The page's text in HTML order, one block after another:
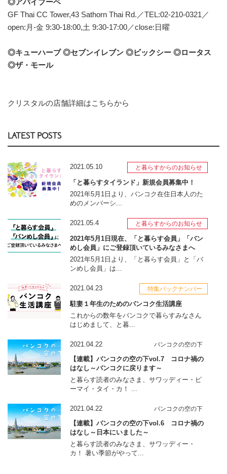
GF Thai CC Tower,43 Sathorn Thai Rd.／TEL:02-210-0321／
open:月-金 9:30-18:00,土 9:30-17:00／close:日曜
◎キューハーブ ◎セブンイレブン ◎ビックシー ◎ロータス
◎ザ・モール
クリスタルの店舗詳細はこちらから
LATEST POSTS
2021.05.10 と暮らすからのお知らせ
「と暮らすタイランド」新規会員募集中！
2021年5月1日より、バンコク在住日本人のた
めのメンバーシ...
2021.05.4 と暮らすからのお知らせ
2021年5月1日現在、「と暮らす会員」「バン
めし会員」にご登録頂いているみなさまへ
2021年5月1日より、「と暮らす会員」と「バ
ンめし会員」は...
2021.04.23 特集バックナンバー
駐妻１年生のためのバンコク生活講座
これからの数年をバンコクで暮らすみなさん
はじめまして、と暮...
2021.04.22 バンコクの空の下
【連載】バンコクの空の下vol.7 コロナ禍の
はなし～バンコクに戻ります～
と暮らす読者のみなさま、サワッディー・ピ
ーマイ・タイ・カ！ ...
2021.04.22 バンコクの空の下
【連載】バンコクの空の下vol.6 コロナ禍の
はなし～日本にいました～
と暮らす読者のみなさま、サワッディー・
カ！ 暑い季節がやって...